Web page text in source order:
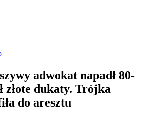
adwokat napadł 80-
złote dukaty. Trójka
do aresztu